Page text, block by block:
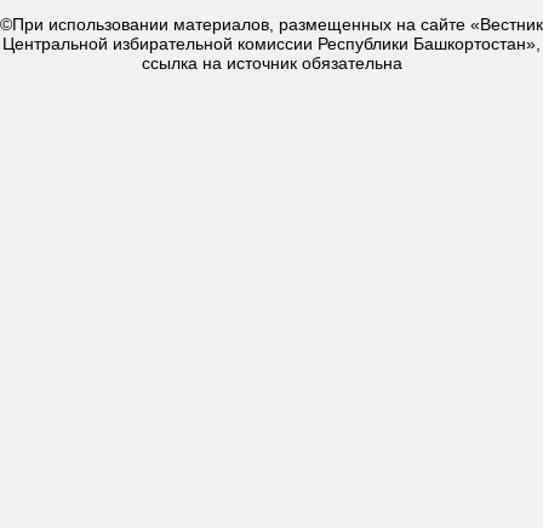
©При использовании материалов, размещенных на сайте «Вестник
Центральной избирательной комиссии Республики Башкортостан»,
ссылка на источник обязательна